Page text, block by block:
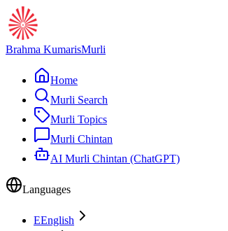
Brahma KumarisMurli
Home
Murli Search
Murli Topics
Murli Chintan
AI Murli Chintan (ChatGPT)
Languages
EEnglish